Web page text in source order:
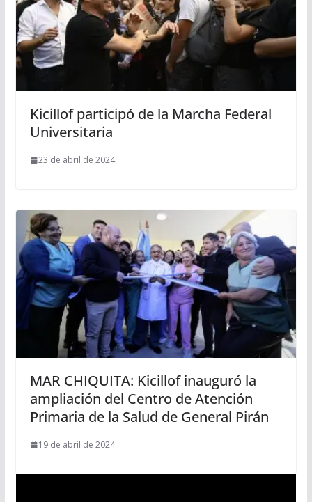
Kicillof participó de la Marcha Federal
Universitaria
23 de abril de 2024
MAR CHIQUITA: Kicillof inauguró la
ampliación del Centro de Atención
Primaria de la Salud de General Pirán
19 de abril de 2024